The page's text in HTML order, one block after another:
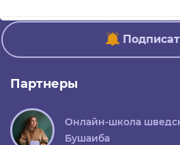
Партнеры
Онлайн-школа
Бушаиба